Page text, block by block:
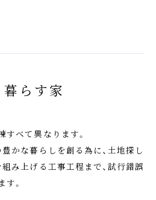
らす家
べて異なります。
かな暮らしを創る為に、土地探し
み上げる工事工程まで、試行錯誤
。